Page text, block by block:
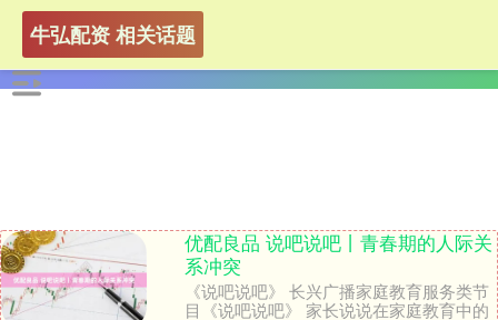
牛弘配资 相关话题
优配良品 说吧说吧丨青春期的人际关
系冲突
《说吧说吧》 长兴广播家庭教育服务类节
目《说吧说吧》 家长说说在家庭教育中的